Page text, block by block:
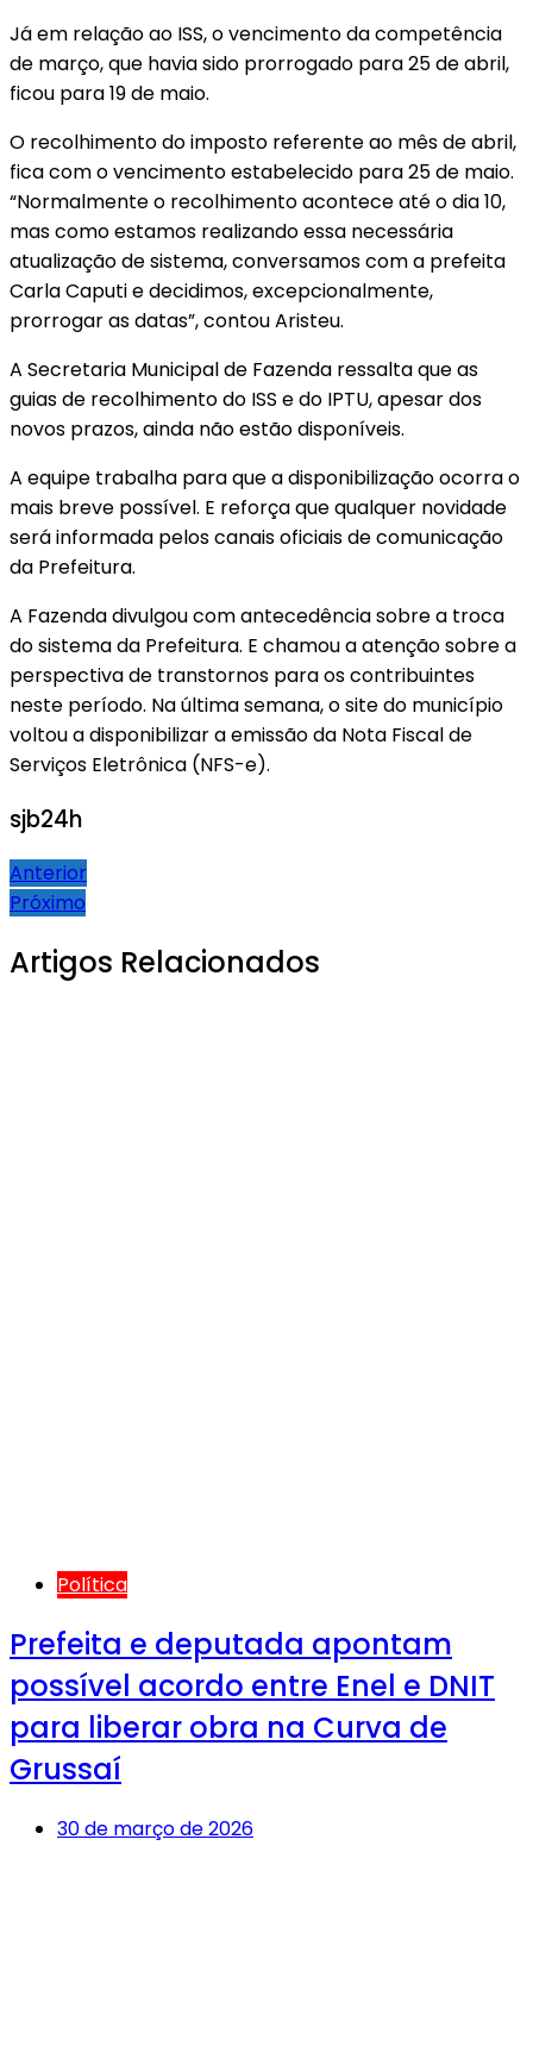
Já em relação ao ISS, o vencimento da competência
de março, que havia sido prorrogado para 25 de abril,
ficou para 19 de maio.
O recolhimento do imposto referente ao mês de abril,
fica com o vencimento estabelecido para 25 de maio.
“Normalmente o recolhimento acontece até o dia 10,
mas como estamos realizando essa necessária
atualização de sistema, conversamos com a prefeita
Carla Caputi e decidimos, excepcionalmente,
prorrogar as datas”, contou Aristeu.
A Secretaria Municipal de Fazenda ressalta que as
guias de recolhimento do ISS e do IPTU, apesar dos
novos prazos, ainda não estão disponíveis.
A equipe trabalha para que a disponibilização ocorra o
mais breve possível. E reforça que qualquer novidade
será informada pelos canais oficiais de comunicação
da Prefeitura.
A Fazenda divulgou com antecedência sobre a troca
do sistema da Prefeitura. E chamou a atenção sobre a
perspectiva de transtornos para os contribuintes
neste período. Na última semana, o site do município
voltou a disponibilizar a emissão da Nota Fiscal de
Serviços Eletrônica (NFS-e).
sjb24h
Navegação
de
Post
Anterior
Próximo
Artigos Relacionados
Política
Prefeita e deputada apontam
possível acordo entre Enel e DNIT
para liberar obra na Curva de
Grussaí
30 de março de 2026